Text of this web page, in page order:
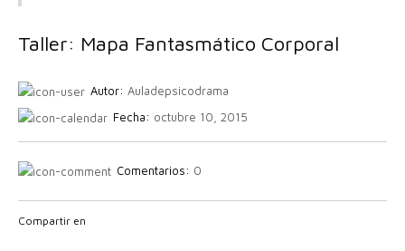
Taller: Mapa Fantasmático Corporal
Autor: Auladepsicodrama
Fecha: octubre 10, 2015
Comentarios: 0
Compartir en